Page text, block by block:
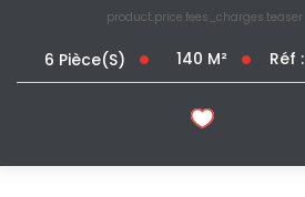
product.price.fees_charges.teaser
6 Pièce(s) 140 M² Réf :